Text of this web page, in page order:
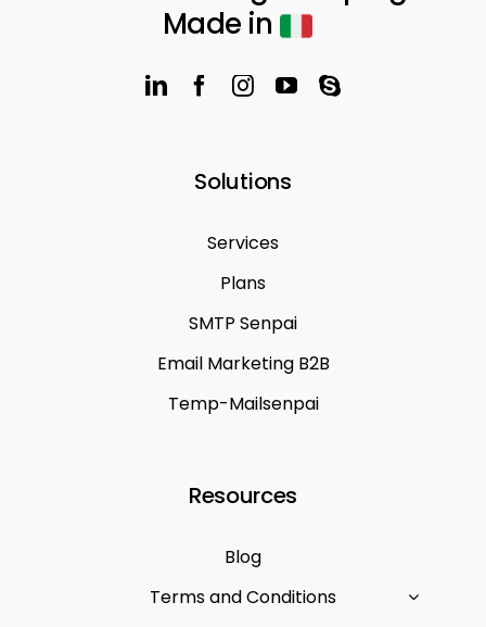
Made in
Solutions
Services
Plans
SMTP Senpai
Email Marketing B2B
Temp-Mailsenpai
Resources
Blog
Terms and Conditions